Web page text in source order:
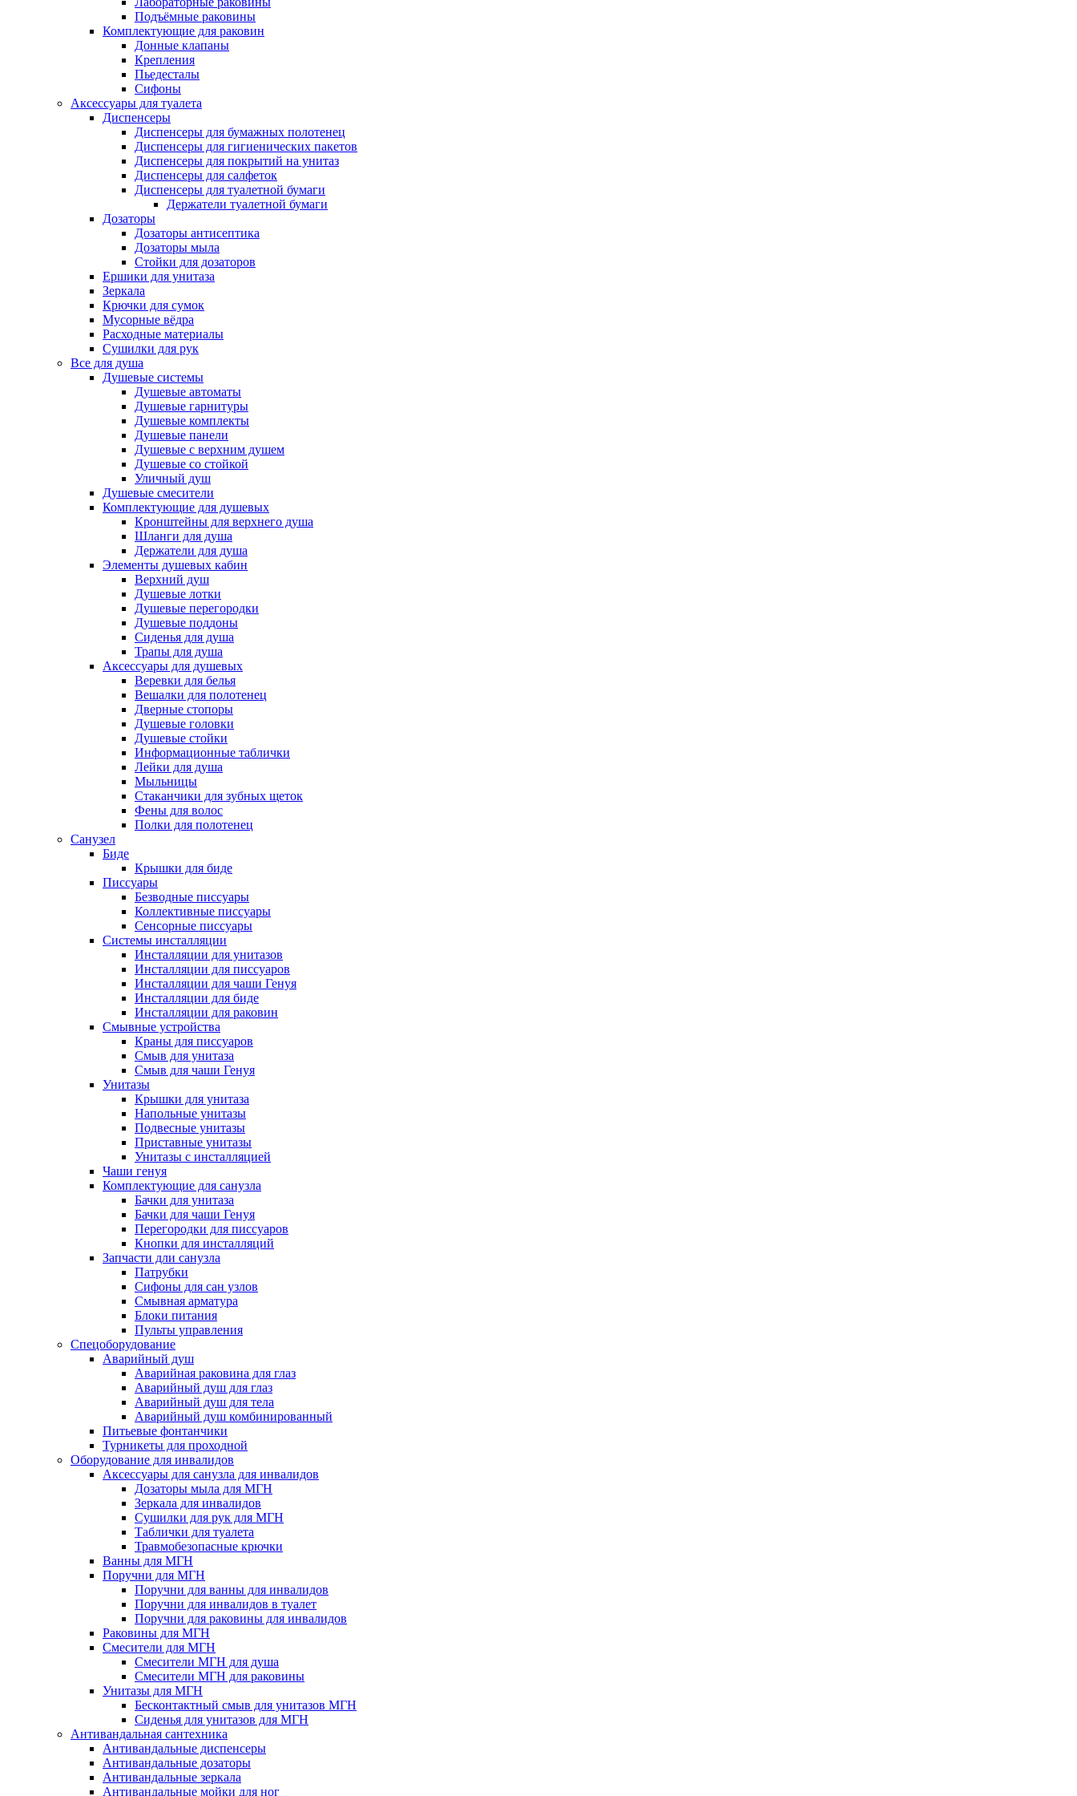
Подъёмные раковины
Комплектующие для раковин
Донные клапаны
Крепления
Пьедесталы
Сифоны
Аксессуары для туалета
Диспенсеры
Диспенсеры для бумажных полотенец
Диспенсеры для гигиенических пакетов
Диспенсеры для покрытий на унитаз
Диспенсеры для салфеток
Диспенсеры для туалетной бумаги
Держатели туалетной бумаги
Дозаторы
Дозаторы антисептика
Дозаторы мыла
Стойки для дозаторов
Ершики для унитаза
Зеркала
Крючки для сумок
Мусорные вёдра
Расходные материалы
Сушилки для рук
Все для душа
Душевые системы
Душевые автоматы
Душевые гарнитуры
Душевые комплекты
Душевые панели
Душевые с верхним душем
Душевые со стойкой
Уличный душ
Душевые смесители
Комплектующие для душевых
Кронштейны для верхнего душа
Шланги для душа
Держатели для душа
Элементы душевых кабин
Верхний душ
Душевые лотки
Душевые перегородки
Душевые поддоны
Сиденья для душа
Трапы для душа
Аксессуары для душевых
Веревки для белья
Вешалки для полотенец
Дверные стопоры
Душевые головки
Душевые стойки
Информационные таблички
Лейки для душа
Мыльницы
Стаканчики для зубных щеток
Фены для волос
Полки для полотенец
Санузел
Биде
Крышки для биде
Писсуары
Безводные писсуары
Коллективные писсуары
Сенсорные писсуары
Системы инсталляции
Инсталляции для унитазов
Инсталляции для писсуаров
Инсталляции для чаши Генуя
Инсталляции для биде
Инсталляции для раковин
Смывные устройства
Краны для писсуаров
Смыв для унитаза
Смыв для чаши Генуя
Унитазы
Крышки для унитаза
Напольные унитазы
Подвесные унитазы
Приставные унитазы
Унитазы с инсталляцией
Чаши генуя
Комплектующие для санузла
Бачки для унитаза
Бачки для чаши Генуя
Перегородки для писсуаров
Кнопки для инсталляций
Запчасти дли санузла
Патрубки
Сифоны для сан узлов
Смывная арматура
Блоки питания
Пульты управления
Спецоборудование
Аварийный душ
Аварийная раковина для глаз
Аварийный душ для глаз
Аварийный душ для тела
Аварийный душ комбинированный
Питьевые фонтанчики
Турникеты для проходной
Оборудование для инвалидов
Аксессуары для санузла для инвалидов
Дозаторы мыла для МГН
Зеркала для инвалидов
Сушилки для рук для МГН
Таблички для туалета
Травмобезопасные крючки
Ванны для МГН
Поручни для МГН
Поручни для ванны для инвалидов
Поручни для инвалидов в туалет
Поручни для раковины для инвалидов
Раковины для МГН
Смесители для МГН
Смесители МГН для душа
Смесители МГН для раковины
Унитазы для МГН
Бесконтактный смыв для унитазов МГН
Сиденья для унитазов для МГН
Антивандальная сантехника
Антивандальные диспенсеры
Антивандальные дозаторы
Антивандальные зеркала
Антивандальные мойки для ног